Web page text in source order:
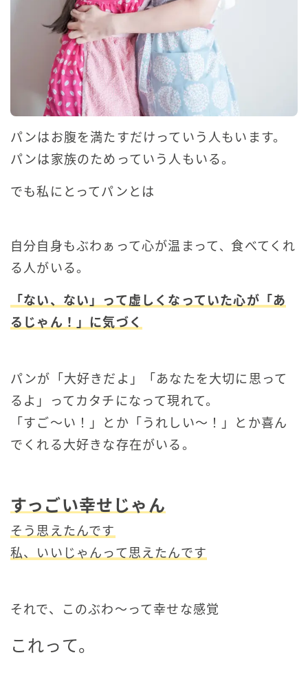
パンはお腹を満たすだけっていう人もいます。
パンは家族のためっていう人もいる。
でも私にとってパンとは
自分自身もぶわぁって心が温まって 、 食べてくれ
る人がいる。
「ない、ない」って虚しくなっていた心が「あ
るじゃん！」に気づく
パンが「大好きだよ」「あなたを大切に思って
るよ」ってカタチになって現れて。
「すご〜い！」とか「うれしい〜！」とか喜ん
でくれる大好きな存在がいる。
すっごい幸せじゃん
そう思えたんです
私、いいじゃんって思えたんです
それで、このぶわ〜って幸せな感覚
これって。